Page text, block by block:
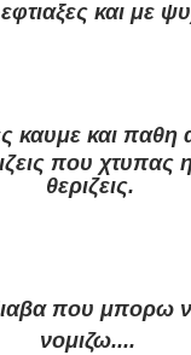
και με
καυμε και παθη
που χτυπας
θεριζεις.
που μπορω
νομιζω....